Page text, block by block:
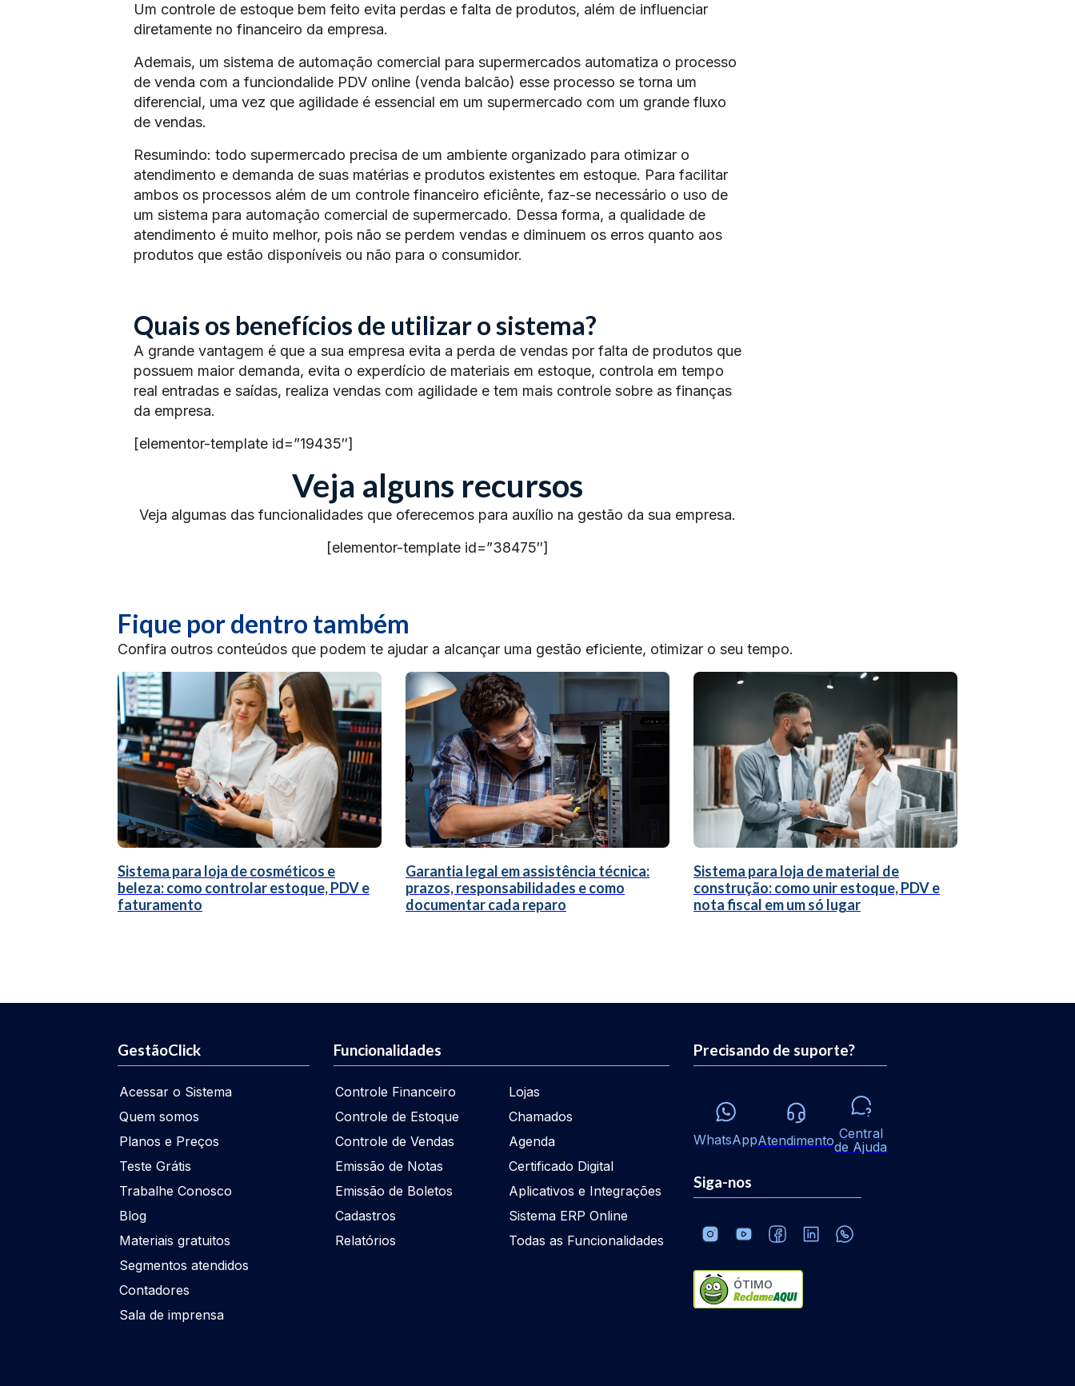
Um controle de estoque bem feito evita perdas e falta de produtos, além de influenciar
diretamente no financeiro da empresa.
Ademais, um sistema de automação comercial para supermercados automatiza o processo
de venda com a funciondalide PDV online (venda balcão) esse processo se torna um
diferencial, uma vez que agilidade é essencial em um supermercado com um grande fluxo
de vendas.
Resumindo: todo supermercado precisa de um ambiente organizado para otimizar o
atendimento e demanda de suas matérias e produtos existentes em estoque. Para facilitar
ambos os processos além de um controle financeiro eficiênte, faz-se necessário o uso de
um sistema para automação comercial de supermercado. Dessa forma, a qualidade de
atendimento é muito melhor, pois não se perdem vendas e diminuem os erros quanto aos
produtos que estão disponíveis ou não para o consumidor.
Quais os benefícios de utilizar o sistema?
A grande vantagem é que a sua empresa evita a perda de vendas por falta de produtos que
possuem maior demanda, evita o experdício de materiais em estoque, controla em tempo
real entradas e saídas, realiza vendas com agilidade e tem mais controle sobre as finanças
da empresa.
[elementor-template id=”19435″]
Veja alguns recursos
Veja algumas das funcionalidades que oferecemos para auxílio na gestão da sua empresa.
[elementor-template id=”38475″]
Fique por dentro também
Confira outros conteúdos que podem te ajudar a alcançar uma gestão eficiente, otimizar o seu tempo.
Sistema para loja de cosméticos e
beleza: como controlar estoque, PDV e
faturamento
Garantia legal em assistência técnica:
prazos, responsabilidades e como
documentar cada reparo
Sistema para loja de material de
construção: como unir estoque, PDV e
nota fiscal em um só lugar
GestãoClick
Acessar o Sistema
Quem somos
Planos e Preços
Teste Grátis
Trabalhe Conosco
Blog
Materiais gratuitos
Segmentos atendidos
Contadores
Sala de imprensa
Funcionalidades
Controle Financeiro
Controle de Estoque
Controle de Vendas
Emissão de Notas
Emissão de Boletos
Cadastros
Relatórios
Lojas
Chamados
Agenda
Certificado Digital
Aplicativos e Integrações
Sistema ERP Online
Todas as Funcionalidades
Precisando de suporte?
WhatsAppAtendimento Central
de Ajuda
Siga-nos
ÓTIMO